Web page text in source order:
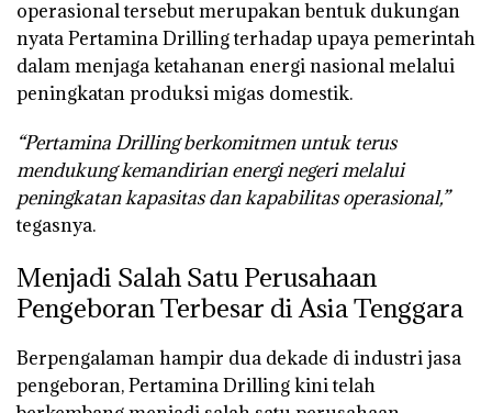
operasional tersebut merupakan bentuk dukungan
nyata Pertamina Drilling terhadap upaya pemerintah
dalam menjaga ketahanan energi nasional melalui
peningkatan produksi migas domestik.
“Pertamina Drilling berkomitmen untuk terus
mendukung kemandirian energi negeri melalui
peningkatan kapasitas dan kapabilitas operasional,”
tegasnya.
Menjadi Salah Satu Perusahaan
Pengeboran Terbesar di Asia Tenggara
Berpengalaman hampir dua dekade di industri jasa
pengeboran, Pertamina Drilling kini telah